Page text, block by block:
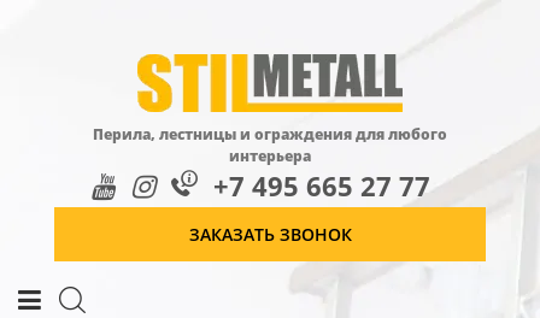
Перила, лестницы и ограждения для любого
интерьера
+7 495 665 27 77
ЗАКАЗАТЬ ЗВОНОК